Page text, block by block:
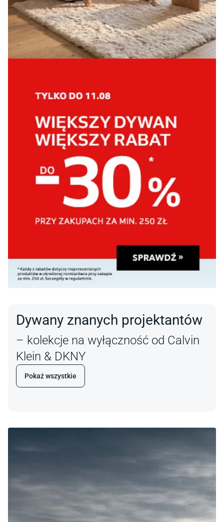
Dywany znanych projektantów
– kolekcje na wyłączność od Calvin
Klein & DKNY
Pokaż wszystkie